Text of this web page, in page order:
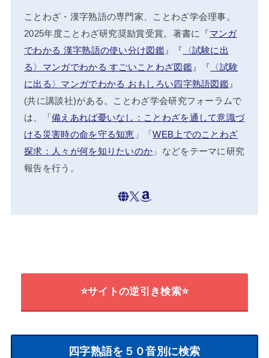
ことわざ・漢字熟語の専門家、ことわざ学会理事。
2025年度ことわざ研究奨励賞受賞。著書に『マンガ
でわかる 漢字熟語の使い分け図鑑』『 〈試験に出
る〉マンガでわかる すごいことわざ図鑑』『 〈試験
に出る〉マンガでわかる おもしろい四字熟語図鑑 』
(共に講談社)がある。ことわざ学会研究フォーラムで
は、「備えあれば憂いなし：ことわざを通して意識づ
ける災害時の命を守る知恵 」「WEB上でのことわざ
探求：人々が何を知りたいのか 」などをテーマに研究
報告を行う。
⭐サイトの逆引き検索⭐
四字熟語を５０音別に検索